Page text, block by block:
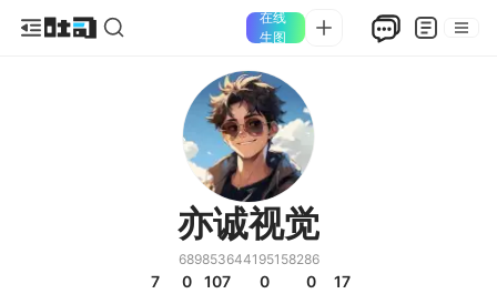
在线
生图
亦诚视觉
689853644195158286
7
0
107
0
0
17